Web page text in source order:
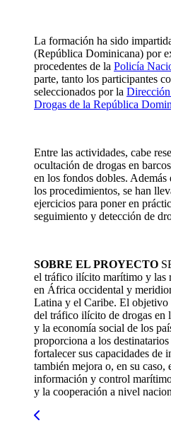
La formación ha sido
(República Dominicana) por
procedentes de la Policía
parte, tanto los participantes
seleccionados por la
Drogas de la República
Entre las actividades, cabe
ocultación de drogas en
en los fondos dobles.
los procedimientos, se han
ejercicios para poner en
seguimiento y detección de
SOBRE EL PROYECTO
el tráfico ilícito marítimo y las
en África occidental y
Latina y el Caribe. El
del tráfico ilícito de drogas en
y la economía social de los
proporciona a los
fortalecer sus capacidades de
también mejora o, en su caso,
información y control
y la cooperación a nivel